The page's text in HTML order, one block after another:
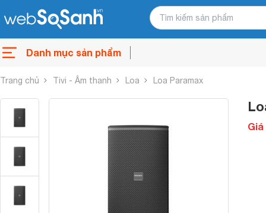
Danh mục sản phẩm
Trang chủ Tivi - Âm thanh Loa Loa Paramax
Giá